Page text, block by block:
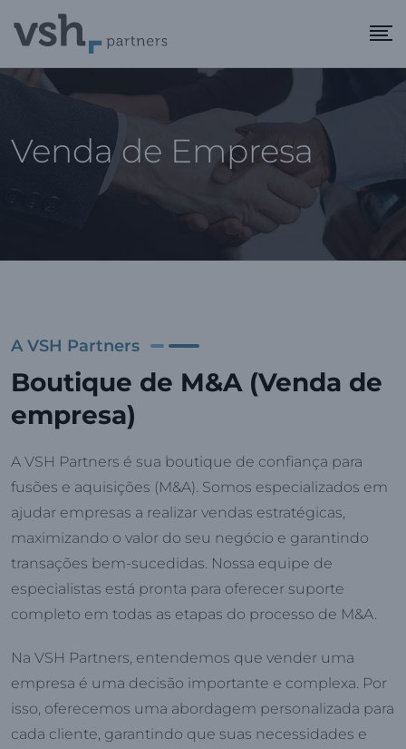
Venda de Empresa
A VSH Partners
Boutique de M&A (Venda de
empresa)
A VSH Partners é sua boutique de confiança para
fusões e aquisições (M&A). Somos especializados em
ajudar empresas a realizar vendas estratégicas,
maximizando o valor do seu negócio e garantindo
transações bem-sucedidas. Nossa equipe de
especialistas está pronta para oferecer suporte
completo em todas as etapas do processo de M&A.
Na VSH Partners, entendemos que vender uma
empresa é uma decisão importante e complexa. Por
isso, oferecemos uma abordagem personalizada para
cada cliente, garantindo que suas necessidades e